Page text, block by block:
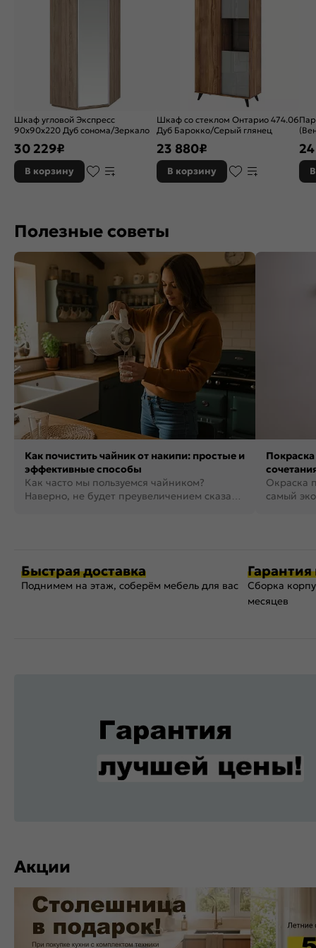
Шкаф угловой Экспресс
90х90х220 Дуб сонома/Зеркало
30 229₽
В корзину
Шкаф со стеклом Онтарио 474.06
Дуб Барокко/Серый глянец
23 880₽
В корзину
Полезные советы
Как почистить чайник от накипи: простые и
эффективные способы
Как часто мы пользуемся чайником?
Наверно, не будет преувеличением сказать,
фото
Окраска
самый
Быстрая доставка
Поднимем на этаж, соберём мебель для вас
Гарантия
Сборка
месяцев
Акции